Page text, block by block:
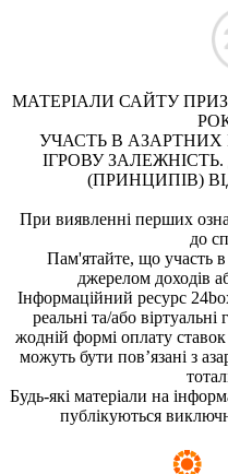
МАТЕРІАЛИ САЙТУ
УЧАСТЬ В
ІГРОВУ
(ПРИНЦИПІВ)
При виявленні перших
до
Пам'ятайте, що участь
джерелом доходів
Інформаційний ресурс
реальні та/або
жодній формі оплату ставок
можуть бути пов’язані з
Будь-які матеріали на
публікуються